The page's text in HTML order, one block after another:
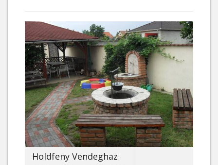
Holdfeny Vendeghaz